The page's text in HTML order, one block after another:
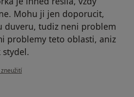
Mohu ji jen doporucit,
duveru, tudiz neni problem
problemy teto oblasti, aniz
stydel.
uživatele Váš účet byl odstraněn